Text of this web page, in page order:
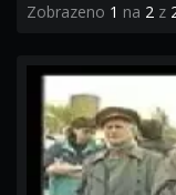
Zobrazeno 1 na 2 z